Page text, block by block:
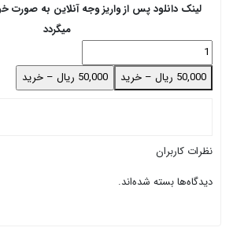
لینک دانلود پس از واریز وجه آنلاین به صورت
میگردد
50,000 ریال – خرید
نظرات کاربران
دیدگاه‌ها بسته شده‌اند.